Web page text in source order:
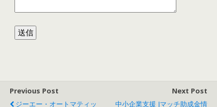
Previous Post
ジーエー・オートマティッ
Next Post
中小企業支援 Jマッチ助成金情